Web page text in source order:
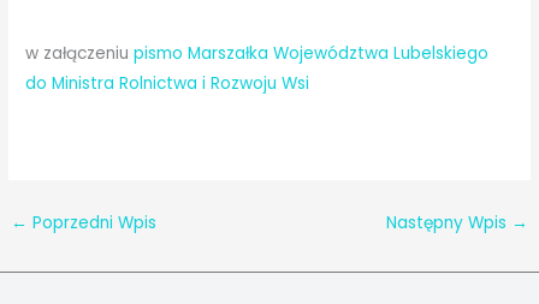
w załączeniupismo Marszałka Województwa Lubelskiego
do Ministra Rolnictwa i Rozwoju Wsi
← Poprzedni Wpis Następny Wpis →